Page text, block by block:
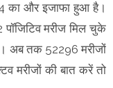
का और इजाफा हुआ है।
मरीज मिल चुके
अब तक 52296 मरीजों
मरीजों की बात करें तो